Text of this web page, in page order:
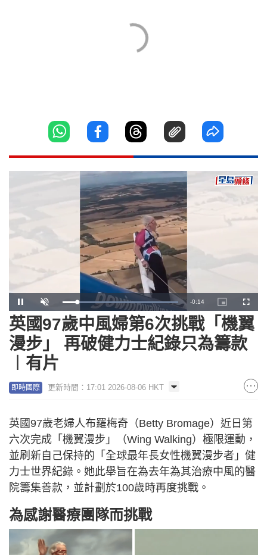
Pause Unmute Loaded:
100.00%
Remaining
Time
-0:13
Picture-
in-
Picture
英國97歲中風婦第6次挑戰「機翼
漫步」 再破健力士紀錄只為籌款
︱有片
即時國際 更新時間：17:01 2026-08-06 HKT
英國97歲老婦人布羅梅奇（Betty Bromage）近日第
六次完成「機翼漫步」（Wing Walking）極限運動，
並刷新自己保持的「全球最年長女性機翼漫步者」健
力士世界紀錄。她此舉旨在為去年為其治療中風的醫
院籌集善款，並計劃於100歲時再度挑戰。
為感謝醫療團隊而挑戰